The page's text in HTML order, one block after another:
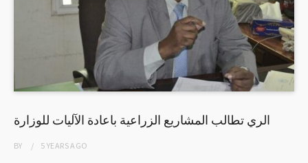
الري تطالب المشاريع الزراعية باعادة الآليات للوزارة
BY 5 YEARSAGO